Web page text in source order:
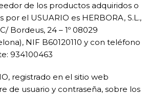
de los productos adquiridos o
por el USUARIO es HERBORA, S.L.,
Bordeus, 24 – 1º 08029
NIF B60120110 y con teléfono
934100463
registrado en el sitio web
de usuario y contraseña, sobre los